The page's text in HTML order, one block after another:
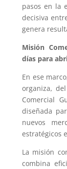
pasos en la
decisiva
genera
Misión
días para
En ese
organiza,
Comercial
diseñada
nuevos
estratégicos
La misión
combina